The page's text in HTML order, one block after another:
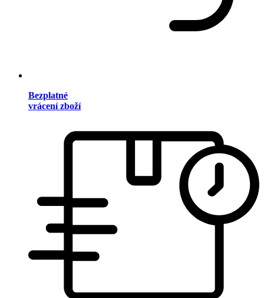
Bezplatné
vrácení zboží